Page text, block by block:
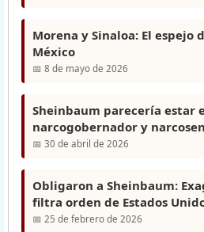
Morena y Sinaloa: El espejo
México
📅 8 de mayo de 2026
Sheinbaum parecería estar
narcogobernador y
📅 30 de abril de 2026
Obligaron a Sheinbaum:
filtra orden de Estados
📅 25 de febrero de 2026